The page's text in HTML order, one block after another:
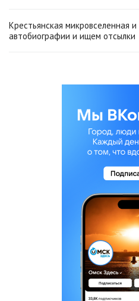
Крестьянская микровселенная
автобиографии и ищем отсылки